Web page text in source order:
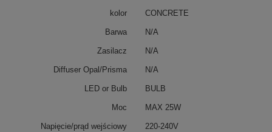
kolor CONCRETE
Barwa N/A
Zasilacz N/A
Diffuser Opal/Prisma N/A
LED or Bulb BULB
Moc MAX 25W
Napięcie/prąd wejściowy 220-240V